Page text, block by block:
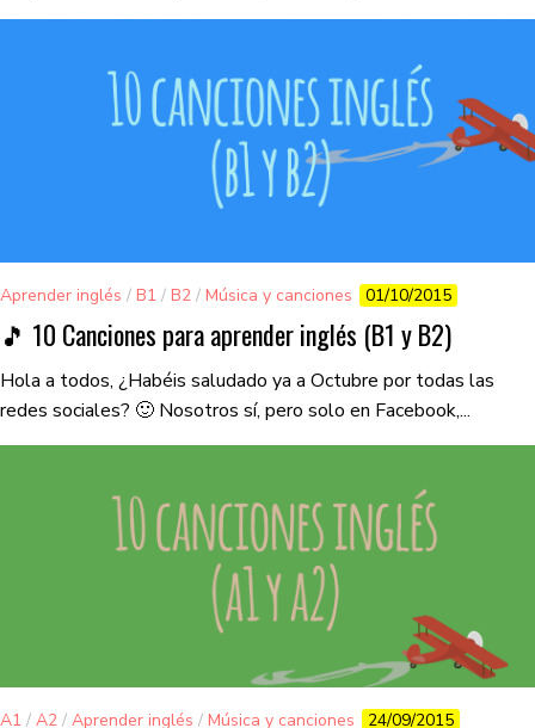
Aprender inglés / B1 / B2 / Música y canciones 01/10/2015
🎵 10 Canciones para aprender inglés (B1 y B2)
Hola a todos, ¿Habéis saludado ya a Octubre por todas las
redes sociales? 🙂 Nosotros sí, pero solo en Facebook,...
A1 / A2 / Aprender inglés / Música y canciones 24/09/2015